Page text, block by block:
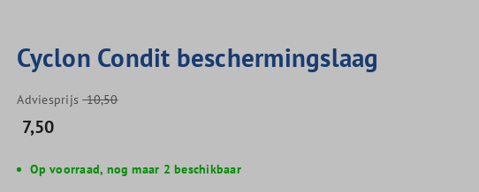
Cyclon Condit beschermingslaag
Adviesprijs10,50
7,50
Op voorraad, nog maar 2 beschikbaar